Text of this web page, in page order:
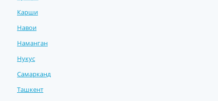
Карши
Навои
Наманган
Нукус
Самарканд
Ташкент